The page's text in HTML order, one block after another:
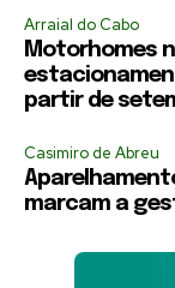
Arraial do Cabo
Motorhomes
partir de
Casimiro de Abreu
marcam a